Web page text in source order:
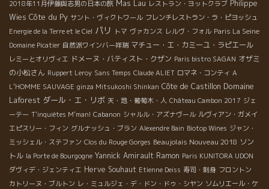
2018年11月伊藤與志男の日本の旅 Mas Lau レストラン・ヨットクラブ Philippe
Wies Côte du Py サント・ヴィクトワール フレンチレストラン・ラ・ピヨッシュ
Energie de la Terre et le Ciel パリ トマ ヴァカンス レルヴ・フォル Paris La Seine
Domaine Picatier 自然派ワインバー祥瑞 マチュー・エ・カミーユ・ラピエール
レミーとオリヴィエ ドメーヌ・バティスト・クザン Paris bistro SAGAN オザミ
の小松さん Ruppert Leroy Sans Temps Claude ALIET ロマネ・コンティ A
L’HOMME SAUVAGE ginza Mitsukoshi Shinkan Côte de Castillon Domaine
Laforest ダール・エ・リボ 天・地・葡萄木・人 Château Cambon 2017 ジェ
ーテー T'inquiètes M'man! Cabanon シャルル・アズナヴール ルヴィアン・ガメイ
エピスリー・フィン グルナッシュ・ブラン Alexendre Bain Biotop Wines ジャン・
ミッシェル・ステファン Clos du Rouge Gorges Beaujolais Nouveau 2018 ソン
トル la Porte de Bourgogne Yannick Amirault Ramon Paris KUNITORA UDON
ダヴィデ・ジェンティエ Herve Souhaut Etienne Deiss 寿司・刺身 フロントン
カトリーヌ・ブルトン レ・ミュルジェ・デ・ドン・ドゥ・シヤン ソムリエール・ケ